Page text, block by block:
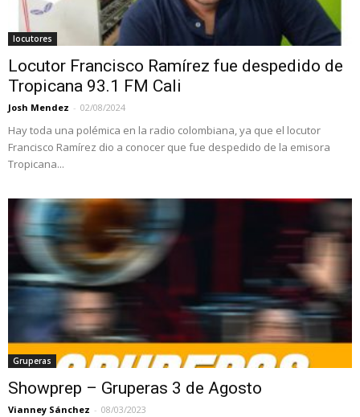
locutores
Locutor Francisco Ramírez fue despedido de
Tropicana 93.1 FM Cali
Josh Mendez - 02/08/2024
Hay toda una polémica en la radio colombiana, ya que el locutor
Francisco Ramírez dio a conocer que fue despedido de la emisora
Tropicana...
Gruperas
Showprep – Gruperas 3 de Agosto
Vianney Sánchez - 08/03/2023